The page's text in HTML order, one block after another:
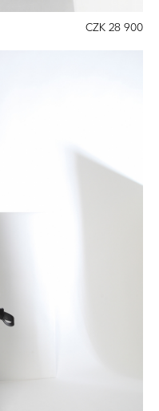
CZK 28 900